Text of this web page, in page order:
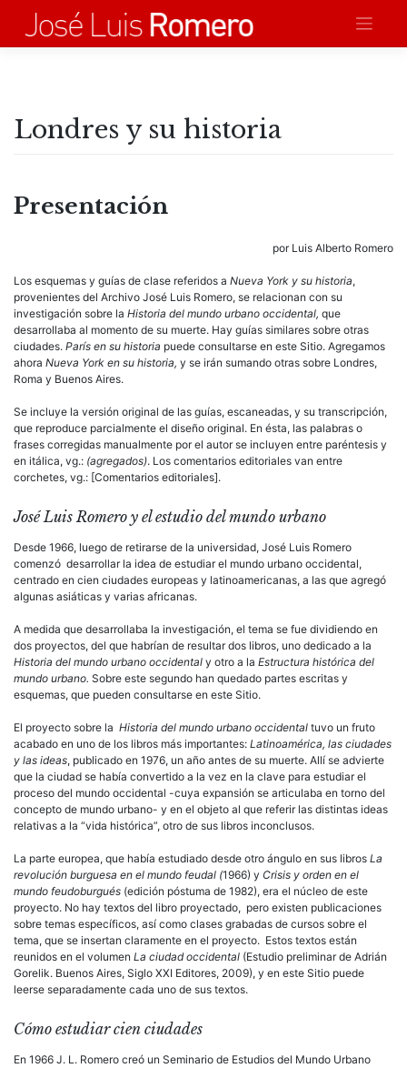
contenido
Londres y su historia
Presentación
por Luis Alberto Romero
Los esquemas y guías de clase referidos a Nueva York y su historia,
provenientes del Archivo José Luis Romero, se relacionan con su
investigación sobre la Historia del mundo urbano occidental, que
desarrollaba al momento de su muerte. Hay guías similares sobre otras
ciudades. París en su historia puede consultarse en este Sitio. Agregamos
ahora Nueva York en su historia, y se irán sumando otras sobre Londres,
Roma y Buenos Aires.
Se incluye la versión original de las guías, escaneadas, y su transcripción,
que reproduce parcialmente el diseño original. En ésta, las palabras o
frases corregidas manualmente por el autor se incluyen entre paréntesis y
en itálica, vg.: (agregados). Los comentarios editoriales van entre
corchetes, vg.: [Comentarios editoriales].
José Luis Romero y el estudio del mundo urbano
Desde 1966, luego de retirarse de la universidad, José Luis Romero
comenzó desarrollar la idea de estudiar el mundo urbano occidental,
centrado en cien ciudades europeas y latinoamericanas, a las que agregó
algunas asiáticas y varias africanas.
A medida que desarrollaba la investigación, el tema se fue dividiendo en
dos proyectos, del que habrían de resultar dos libros, uno dedicado a la
Historia del mundo urbano occidental y otro a la Estructura histórica del
mundo urbano. Sobre este segundo han quedado partes escritas y
esquemas, que pueden consultarse en este Sitio.
El proyecto sobre la Historia del mundo urbano occidental tuvo un fruto
acabado en uno de los libros más importantes: Latinoamérica, las ciudades
y las ideas, publicado en 1976, un año antes de su muerte. Allí se advierte
que la ciudad se había convertido a la vez en la clave para estudiar el
proceso del mundo occidental -cuya expansión se articulaba en torno del
concepto de mundo urbano- y en el objeto al que referir las distintas ideas
relativas a la “vida histórica”, otro de sus libros inconclusos.
La parte europea, que había estudiado desde otro ángulo en sus libros La
revolución burguesa en el mundo feudal (1966) y Crisis y orden en el
mundo feudoburgués (edición póstuma de 1982), era el núcleo de este
proyecto. No hay textos del libro proyectado, pero existen publicaciones
sobre temas específicos, así como clases grabadas de cursos sobre el
tema, que se insertan claramente en el proyecto. Estos textos están
reunidos en el volumen La ciudad occidental (Estudio preliminar de Adrián
Gorelik. Buenos Aires, Siglo XXI Editores, 2009), y en este Sitio puede
leerse separadamente cada uno de sus textos.
Cómo estudiar cien ciudades
En 1966 J. L. Romero creó un Seminario de Estudios del Mundo Urbano